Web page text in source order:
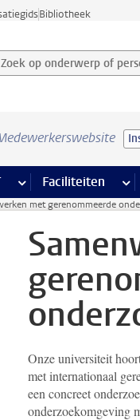
Bibliotheek
Zoek op onderwerp of
Zoekterm
pagina’s
meer ICT pagina’s
Faciliteiten
met gerenommeerde
Onze universiteit
met internationaal
een concreet
onderzoekomgeving